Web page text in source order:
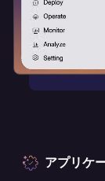
アプリケ